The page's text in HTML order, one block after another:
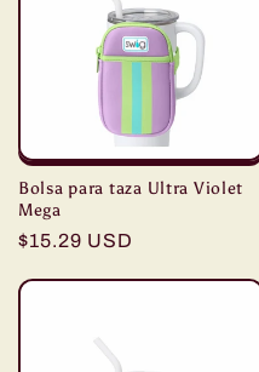
Bolsa para taza Ultra Violet
Mega
Precio
$15.29 USD